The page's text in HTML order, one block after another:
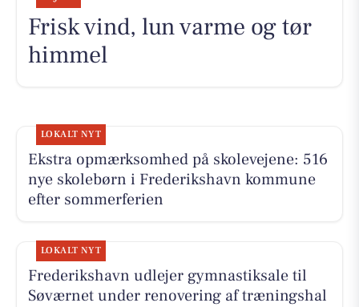
Frisk vind, lun varme og tør
himmel
LOKALT NYT
Ekstra opmærksomhed på skolevejene: 516
nye skolebørn i Frederikshavn kommune
efter sommerferien
LOKALT NYT
Frederikshavn udlejer gymnastiksale til
Søværnet under renovering af træningshal